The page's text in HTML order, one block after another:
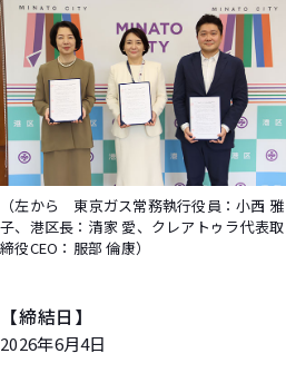
（左から 東京ガス常務執行役員：小西 雅
子、港区長：清家 愛、クレアトゥラ代表取
締役CEO：服部 倫康）
【締結日】
2026年6月4日